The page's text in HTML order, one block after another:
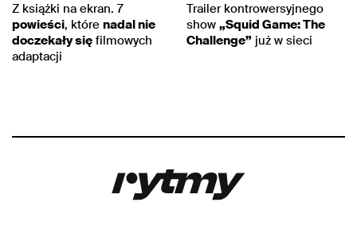
Z książki na ekran. 7
powieści, które nadal nie
doczekały się filmowych
adaptacji
Trailer kontrowersyjnego
show „Squid Game: The
Challenge” już w sieci